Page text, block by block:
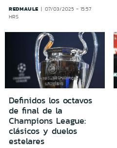
REDMAULE
07/03/2025 - 15:57
HRS
Definidos los octavos
de final de la
Champions League:
clásicos y duelos
estelares